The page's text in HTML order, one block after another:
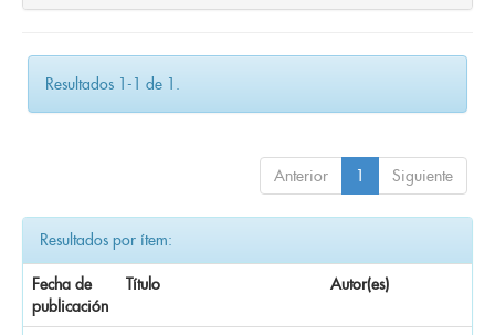
Resultados 1-1 de 1.
Anterior 1 Siguiente
Resultados por ítem:
Fecha de
publicación
Título Autor(es)